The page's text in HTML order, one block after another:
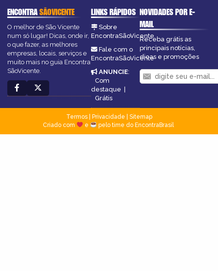
ENCONTRASÃOVICENTE
O melhor de São Vicente
num só lugar! Dicas, onde ir,
o que fazer, as melhores
empresas, locais, serviços e
muito mais no guia Encontra
SãoVicente.
LINKS RÁPIDOS
Sobre
EncontraSãoVicente
Fale com o
EncontraSãoVicente
ANUNCIE:
Com
destaque |
Grátis
NOVIDADES POR E-
MAIL
Receba grátis as
principais notícias,
dicas e promoções
Termos| Privacidade
Sitemap
Criado com
e pelo time do EncontraBrasil